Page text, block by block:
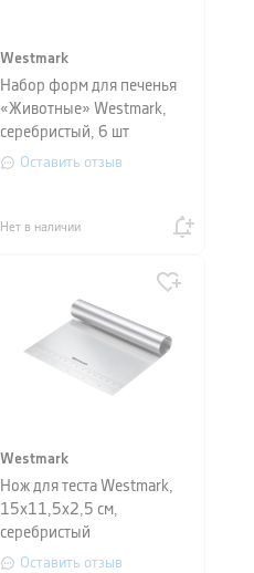
Westmark
Набор форм для печенья
«Животные» Westmark,
серебристый, 6 шт
Оставить отзыв
Нет в наличии
Westmark
Нож для теста Westmark,
15x11,5x2,5 см,
серебристый
Оставить отзыв